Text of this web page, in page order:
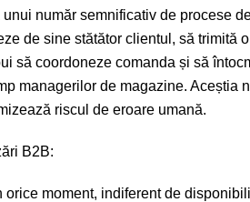
număr semnificativ de procese
de sine stătător clientul, să trimită
să coordoneze comanda și să
managerilor de magazine. Aceștia
riscul de eroare umană.
B2B:
moment, indiferent de